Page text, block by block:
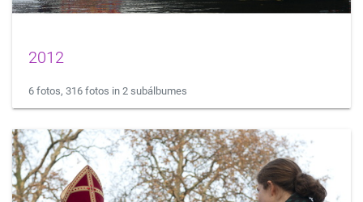
2012
6 fotos, 316 fotos in 2 subálbumes